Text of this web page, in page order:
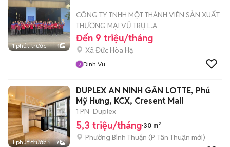
1 phút trước 1
CÔNG TY TNHH MỘT THÀNH VIÊN SẢN XUẤT
THƯƠNG MẠI VŨ TRỤ L.A
Đến 9 triệu/tháng
Xã Đức Hòa Hạ
Dinh Vu
1 phút trước 7
DUPLEX AN NINH GẦN LOTTE, Phú
Mỹ Hưng, KCX, Cresent Mall
1 PN Duplex
5,3 triệu/tháng 30 m²
Phường Bình Thuận (P. Tân Thuận mới)